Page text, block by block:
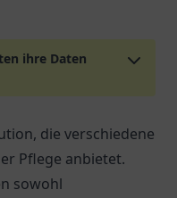
ihre Daten
die verschiedene
Pflege anbietet.
sowohl